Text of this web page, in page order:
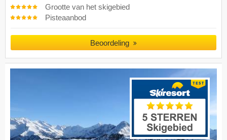
Grootte van het skigebied
Pisteaanbod
Beoordeling